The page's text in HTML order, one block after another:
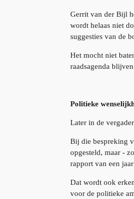
Gerrit van der Bijl
wordt helaas niet
suggesties van de
Het mocht niet
raadsagenda
Politieke
Later in de
Bij die bespreking
opgesteld, maar -
rapport van een
Dat wordt ook
voor de politieke